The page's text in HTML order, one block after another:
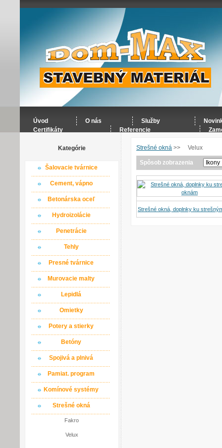
Úvod O nás Služby
Certifikáty
Referencie
Kategórie
Šalovacie tvárnice
Cement, vápno
Betonárska oceľ
Hydroizolácie
Penetrácie
Tehly
Presné tvárnice
Murovacie malty
Lepidlá
Omietky
Potery a stierky
Betóny
Spojivá a plnivá
Pamiat. program
Komínové systémy
Strešné okná
Fakro
Velux
Strešné okná >> Velux
Spôsob zobrazenia
Strešné okná, doplnky ku